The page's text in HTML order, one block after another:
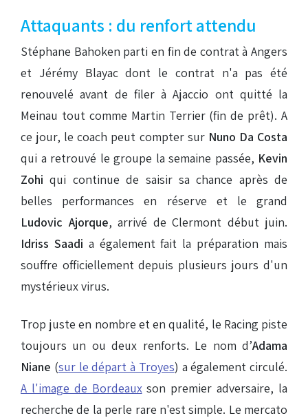
Attaquants : du renfort attendu
Stéphane Bahoken parti en fin de contrat à Angers
et Jérémy Blayac dont le contrat n'a pas été
renouvelé avant de filer à Ajaccio ont quitté la
Meinau tout comme Martin Terrier (fin de prêt). A
ce jour, le coach peut compter sur Nuno Da Costa
qui a retrouvé le groupe la semaine passée, Kevin
Zohi qui continue de saisir sa chance après de
belles performances en réserve et le grand
Ludovic Ajorque, arrivé de Clermont début juin.
Idriss Saadi a également fait la préparation mais
souffre officiellement depuis plusieurs jours d'un
mystérieux virus.
Trop juste en nombre et en qualité, le Racing piste
toujours un ou deux renforts. Le nom d’Adama
Niane (sur le départ à Troyes) a également circulé.
A l'image de Bordeaux son premier adversaire, la
recherche de la perle rare n'est simple. Le mercato